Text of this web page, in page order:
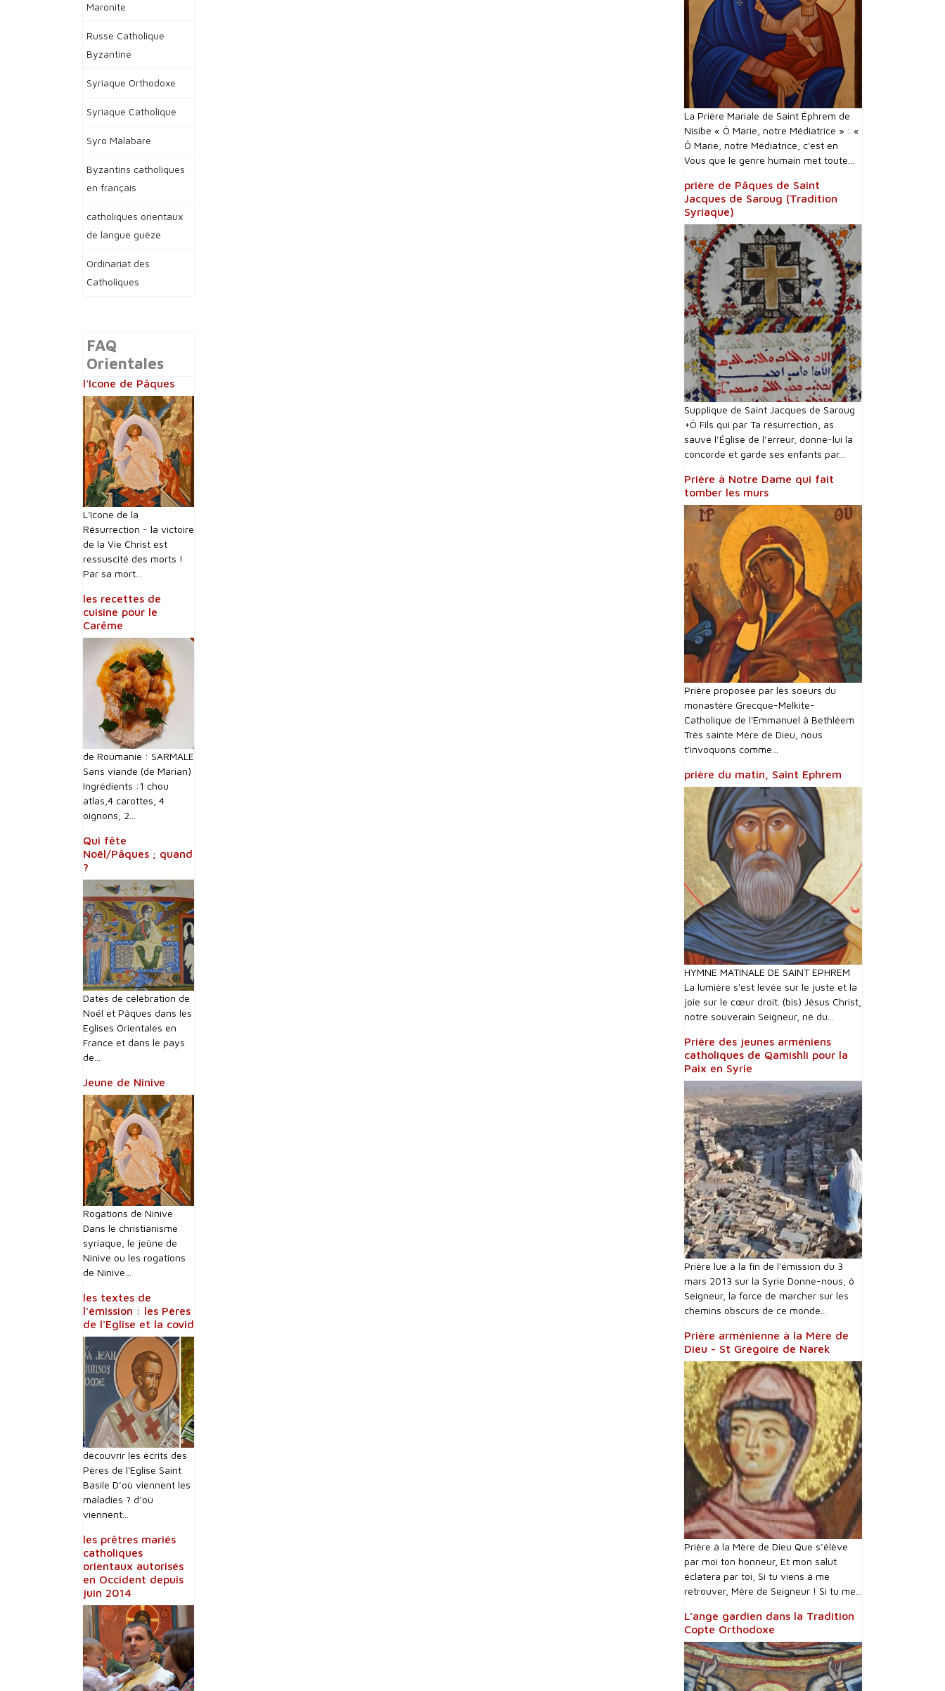
Maronite
Russe Catholique
Byzantine
Syriaque Orthodoxe
Syriaque Catholique
Syro Malabare
Byzantins catholiques
en français
catholiques orientaux
de langue guèze
Ordinariat des
Catholiques
FAQ
Orientales
l'Icone de Pâques
L'Icone de la
Résurrection - la victoire
de la Vie Christ est
ressuscité des morts !
Par sa mort...
les recettes de
cuisine pour le
Carême
de Roumanie : SARMALE
Sans viande (de Marian)
Ingrédients :1 chou
atlas,4 carottes, 4
oignons, 2...
Qui fête
Noël/Pâques ; quand
?
Dates de célébration de
Noël et Pâques dans les
Eglises Orientales en
France et dans le pays
de...
Jeune de Ninive
Rogations de Ninive
Dans le christianisme
syriaque, le jeûne de
Ninive ou les rogations
de Ninive...
les textes de
l'émission : les Pères
de l'Eglise et la covid
découvrir les écrits des
Pères de l'Eglise Saint
Basile D’où viennent les
maladies ? d’où
viennent...
les prêtres mariés
catholiques
orientaux autorisés
en Occident depuis
juin 2014
La Prière Mariale de Saint Éphrem de
Nisibe « Ô Marie, notre Médiatrice » : «
Ô Marie, notre Médiatrice, c'est en
Vous que le genre humain met toute...
prière de Pâques de Saint
Jacques de Saroug (Tradition
Syriaque)
Supplique de Saint Jacques de Saroug
+Ô Fils qui par Ta résurrection, as
sauvé l’Église de l’erreur, donne-lui la
concorde et garde ses enfants par...
Prière à Notre Dame qui fait
tomber les murs
Prière proposée par les soeurs du
monastère Grecque-Melkite-
Catholique de l'Emmanuel à Bethléem
Très sainte Mère de Dieu, nous
t'invoquons comme...
prière du matin, Saint Ephrem
HYMNE MATINALE DE SAINT EPHREM
La lumière s'est levée sur le juste et la
joie sur le cœur droit. (bis) Jésus Christ,
notre souverain Seigneur, né du...
Prière des jeunes arméniens
catholiques de Qamishli pour la
Paix en Syrie
Prière lue à la fin de l'émission du 3
mars 2013 sur la Syrie Donne-nous, ô
Seigneur, la force de marcher sur les
chemins obscurs de ce monde...
Prière arménienne à la Mère de
Dieu - St Grégoire de Narek
Prière à la Mère de Dieu Que s’élève
par moi ton honneur, Et mon salut
éclatera par toi, Si tu viens à me
retrouver, Mère de Seigneur ! Si tu me...
L’ange gardien dans la Tradition
Copte Orthodoxe